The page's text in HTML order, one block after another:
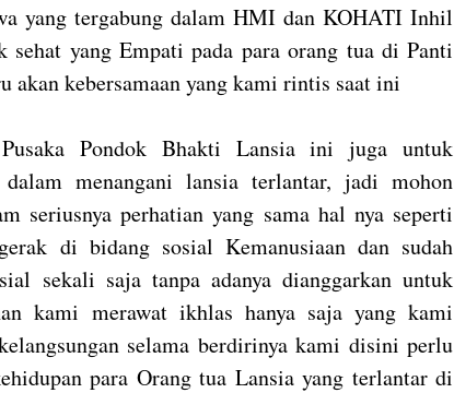
yang tergabung dalam HMI dan KOHATI Inhil
sehat yang Empati pada para orang tua di Panti
akan kebersamaan yang kami rintis saat ini
Pondok Bhakti Lansia ini juga untuk
dalam menangani lansia terlantar, jadi mohon
seriusnya perhatian yang sama hal nya seperti
di bidang sosial Kemanusiaan dan sudah
sekali saja tanpa adanya dianggarkan untuk
kami merawat ikhlas hanya saja yang kami
selama berdirinya kami disini perlu
para Orang tua Lansia yang terlantar di